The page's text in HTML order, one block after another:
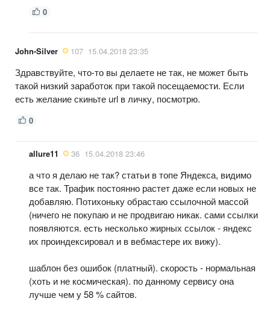
0
John-Silver 107 15.04.2018 23:35
Здравствуйте, что-то вы делаете не так, не может быть
такой низкий заработок при такой посещаемости. Если
есть желание скиньте url в личку, посмотрю.
0
allure11 36 15.04.2018 23:46
а что я делаю не так? статьи в топе Яндекса, видимо
все так. Трафик постоянно растет даже если новых не
добавляю. Потихоньку обрастаю ссылочной массой
(ничего не покупаю и не продвигаю никак. сами ссылки
появляются. есть несколько жирных ссылок - яндекс
их проиндексировал и в вебмастере их вижу).
шаблон без ошибок (платный). скорость - нормальная
(хоть и не космическая). по данному сервису она
лучше чем у 58 % сайтов.